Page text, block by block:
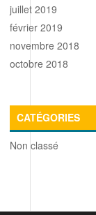
juillet 2019
février 2019
novembre 2018
octobre 2018
CATÉGORIES
Non classé